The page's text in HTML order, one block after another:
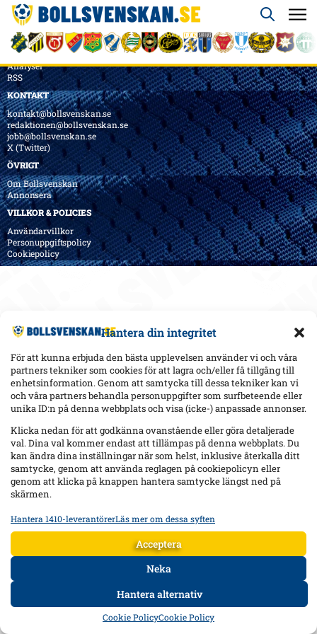
Hantera din integritet
För att kunna erbjuda den bästa upplevelsen använder vi och våra
partners tekniker som cookies för att lagra och/eller få tillgång till
enhetsinformation. Genom att samtycka till dessa tekniker kan vi
och våra partners behandla personuppgifter som surfbeteende eller
unika ID:n på denna webbplats och visa (icke-) anpassade annonser.
Klicka nedan för att godkänna ovanstående eller göra detaljerade
val. Dina val kommer endast att tillämpas på denna webbplats. Du
kan ändra dina inställningar när som helst, inklusive återkalla ditt
samtycke, genom att använda reglagen på cookiepolicyn eller
genom att klicka på knappen hantera samtycke längst ned på
skärmen.
Statistik
Lagra och/eller få åtkomst till information på en enhet, Mäta
reklamprestanda, Mäta innehållsprestanda, Förstå målgrupper
genom statistik eller kombinationer av data från olika källor.
Lagra och/eller få åtkomst till information på en enhet,
Hantera 1410-leverantörerLäs mer om dessa syften
Acceptera
Neka
Hantera alternativ
Cookie PolicyCookie Policy
ÖVERSIKT
Nyheter & Reportage
Spelarbetyg
Analyser
RSS
KONTAKT
kontakt@bollsvenskan.se
redaktionen@bollsvenskan.se
jobb@bollsvenskan.se
X (Twitter)
ÖVRIGT
Om Bollsvenskan
Annonsera
VILLKOR & POLICIES
Användarvillkor
Personuppgiftspolicy
Cookiepolicy
DATA FORUM